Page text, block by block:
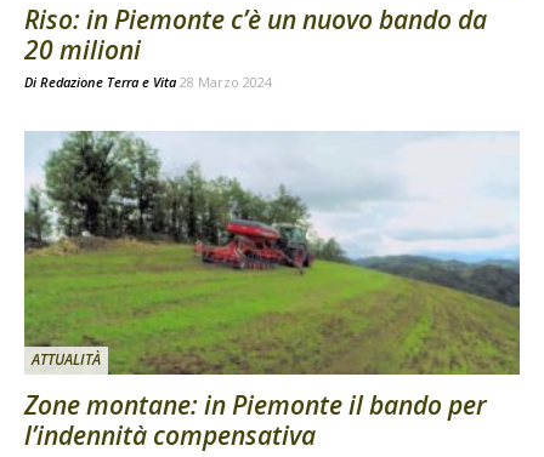
Riso: in Piemonte c’è un nuovo bando da
20 milioni
Di Redazione Terra e Vita 28 Marzo 2024
ATTUALITÀ
Zone montane: in Piemonte il bando per
l’indennità compensativa